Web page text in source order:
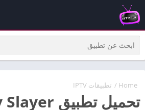
Home
/ تطبيقات IPTV